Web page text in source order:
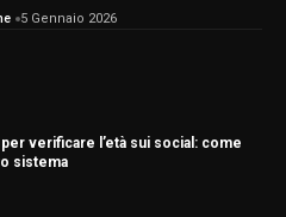
5 Gennaio 2026
per verificare l’età sui social: come
sistema